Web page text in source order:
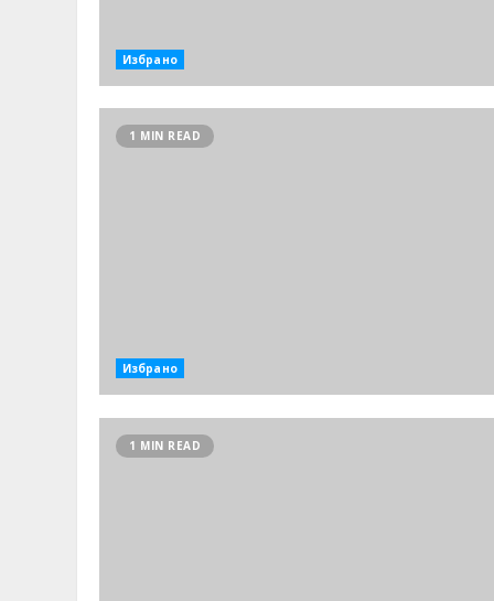
Избрано
1 MIN READ
Избрано
1 MIN READ